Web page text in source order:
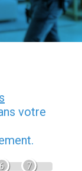
votre
6 7